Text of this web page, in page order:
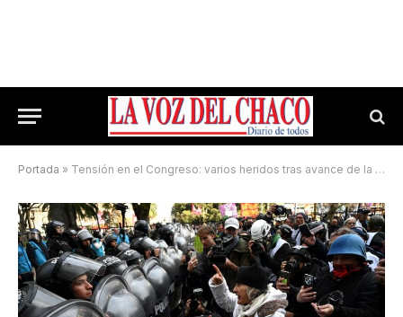
Portada » Tensión en el Congreso: varios heridos tras avance de la policía en la marcha contra el triple veto de Milei